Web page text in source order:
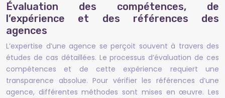
Évaluation des compétences, de
l’expérience et des références des
agences
L’expertise d’une agence se perçoit souvent à travers des
études de cas détaillées. Le processus d’évaluation de ces
compétences et de cette expérience requiert une
transparence absolue. Pour vérifier les références d’une
agence, différentes méthodes sont mises en œuvre. Les